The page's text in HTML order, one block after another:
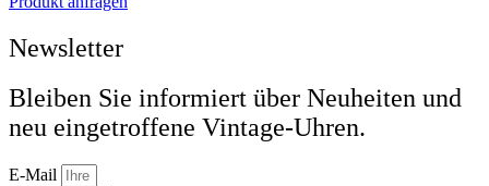
Newsletter
Bleiben Sie informiert über Neuheiten und
neu eingetroffene Vintage-Uhren.
E-Mail